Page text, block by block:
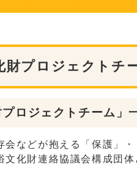
財プロジェクトチ
プロジェクトチーム
会などが抱える「保護」
文化財連絡協議会構成団